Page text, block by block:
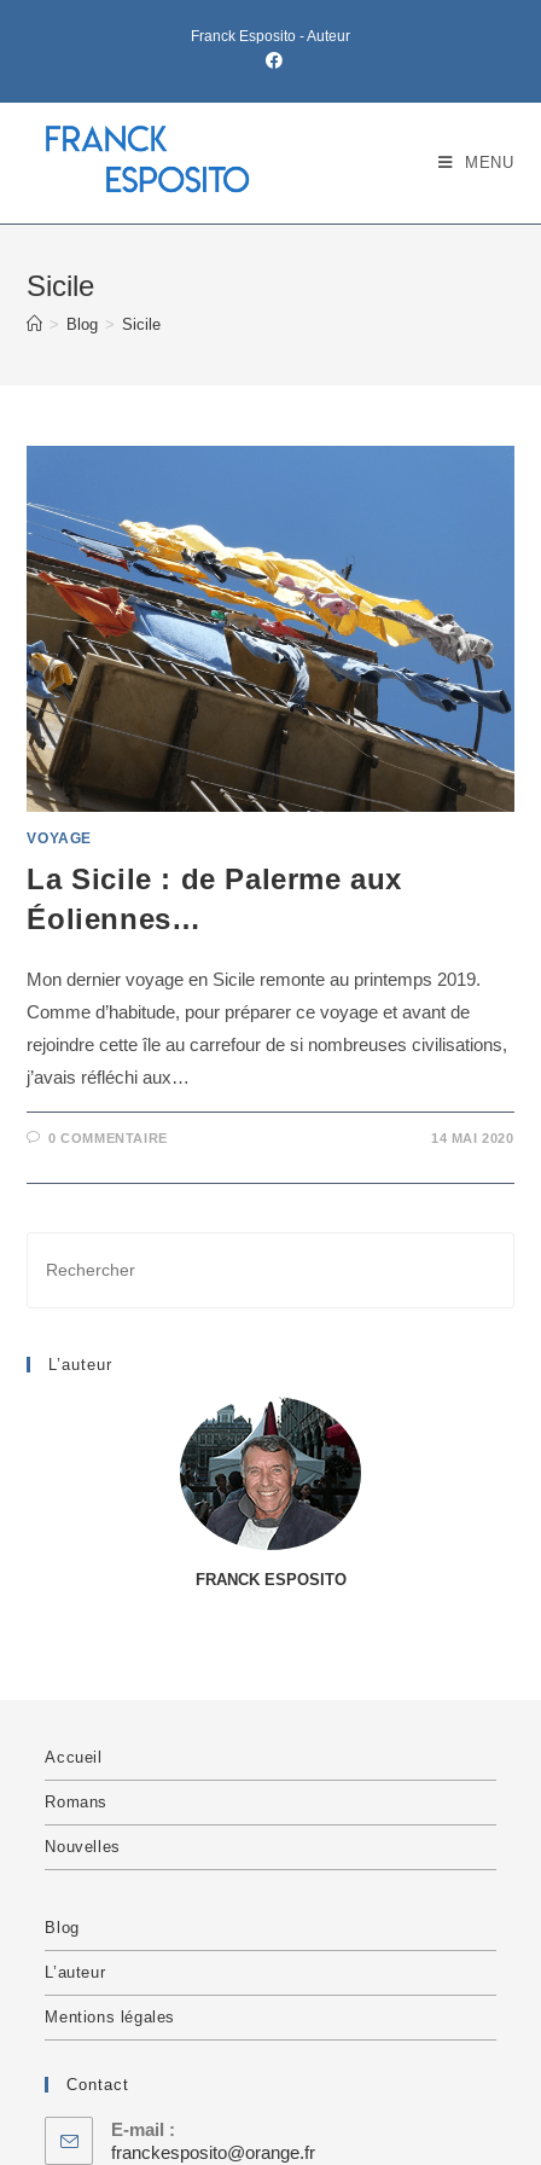
Franck Esposito - Auteur
MENU
Sicile
> Blog > Sicile
VOYAGE
La Sicile : de Palerme aux
Éoliennes…
Mon dernier voyage en Sicile remonte au printemps 2019.
Comme d’habitude, pour préparer ce voyage et avant de
rejoindre cette île au carrefour de si nombreuses civilisations,
j’avais réfléchi aux…
0 COMMENTAIRE 14 MAI 2020
sur
L’auteur
FRANCK ESPOSITO
Accueil
Romans
Nouvelles
Blog
L’auteur
Mentions légales
Contact
E-mail :
franckesposito@orange.frS’ouvre